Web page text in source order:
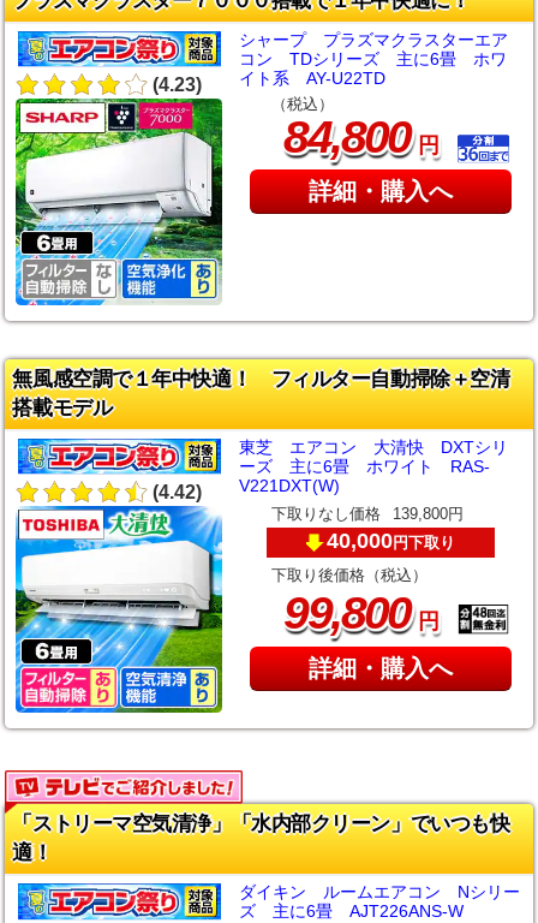
(4.23)
シャープ プラズマクラスターエア
コン TDシリーズ 主に6畳 ホワ
イト系 AY-U22TD
（税込）
84,800円
詳細・購入へ
無風感空調で１年中快適！ フィルター自動掃除＋空清
搭載モデル
(4.42)
東芝 エアコン 大清快 DXTシリ
ーズ 主に6畳 ホワイト RAS-
V221DXT(W)
下取りなし価格 139,800円
40,000円下取り
下取り後価格（税込）
99,800円
詳細・購入へ
「ストリーマ空気清浄」「水内部クリーン」でいつも快
適！
ダイキン ルームエアコン Nシリー
ズ 主に6畳 AJT226ANS-W